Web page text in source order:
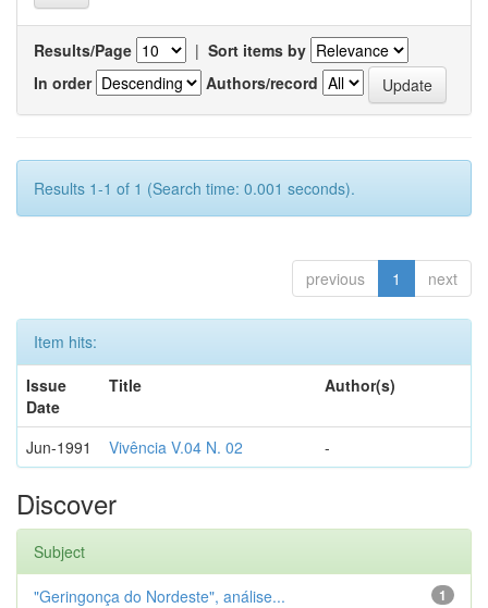
Results/Page | Sort items by
In order
Authors/record
Results 1-1 of 1 (Search time: 0.001 seconds).
previous 1 next
Item hits:
Issue
Date
Title Author(s)
Jun-1991 Vivência V.04 N. 02 -
Discover
Subject
1
"Geringonça do Nordeste", análise...